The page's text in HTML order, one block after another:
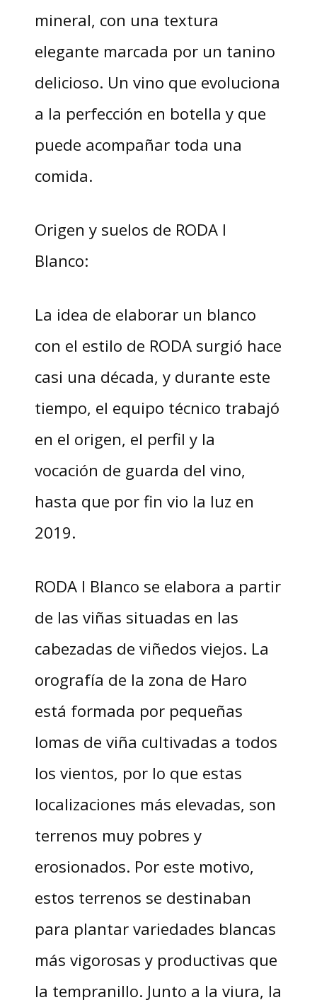
mineral, con una textura
elegante marcada por un tanino
delicioso. Un vino que evoluciona
a la perfección en botella y que
puede acompañar toda una
comida.
Origen y suelos de RODA I
Blanco:
La idea de elaborar un blanco
con el estilo de RODA surgió hace
casi una década, y durante este
tiempo, el equipo técnico trabajó
en el origen, el perfil y la
vocación de guarda del vino,
hasta que por fin vio la luz en
2019.
RODA I Blanco se elabora a partir
de las viñas situadas en las
cabezadas de viñedos viejos. La
orografía de la zona de Haro
está formada por pequeñas
lomas de viña cultivadas a todos
los vientos, por lo que estas
localizaciones más elevadas, son
terrenos muy pobres y
erosionados. Por este motivo,
estos terrenos se destinaban
para plantar variedades blancas
más vigorosas y productivas que
la tempranillo. Junto a la viura, la